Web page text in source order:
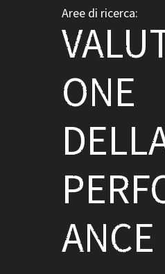
Aree di ricerca:
ONE
ANCE